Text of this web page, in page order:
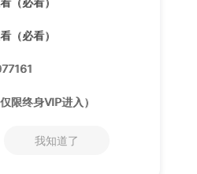
（必看）
限终身VIP进入）
我知道了